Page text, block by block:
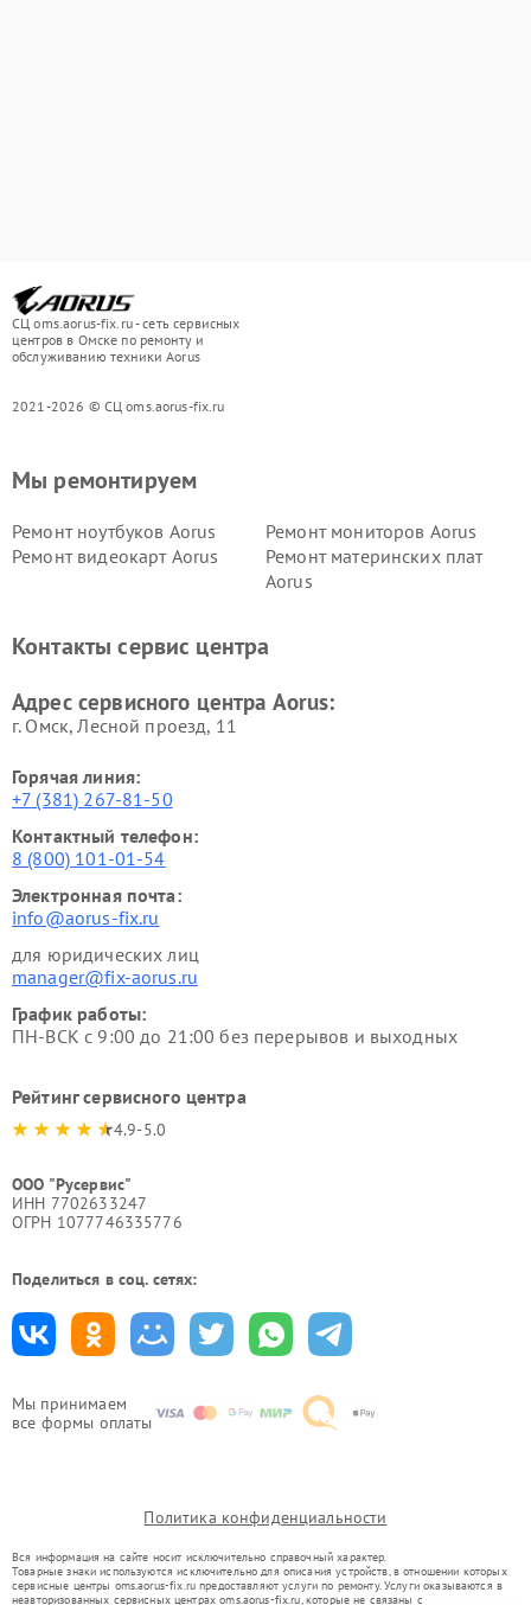
СЦ oms.aorus-fix.ru - сеть сервисных
центров в Омске по ремонту и
обслуживанию техники Aorus
2021-2026 © СЦ oms.aorus-fix.ru
Мы принимаем
все формы оплаты
Мы ремонтируем
Ремонт ноутбуков Aorus
Ремонт мониторов Aorus
Ремонт видеокарт Aorus
Ремонт материнских плат
Aorus
Контакты сервис центра
Адрес сервисного центра Aorus:
г. Омск, ​Лесной проезд, 11
Горячая линия:
+7 (381) 267-81-50
Контактный телефон:
8 (800) 101-01-54
Электронная почта:
info@aorus-fix.ru
для юридических лиц
manager@fix-aorus.ru
График работы:
ПН-ВСК с 9:00 до 21:00 без перерывов и выходных
Рейтинг сервисного центра
4.9-5.0
ООО "Русервис"
ИНН 7702633247
ОГРН 1077746335776
Поделиться в соц. сетях:
Политика конфиденциальности
Вся информация на сайте носит исключительно справочный характер.
Товарные знаки используются исключительно для описания устройств, в отношении которых
сервисные центры oms.aorus-fix.ru предоставляют услуги по ремонту. Услуги оказываются в
неавторизованных сервисных центрах oms.aorus-fix.ru, которые не связаны с